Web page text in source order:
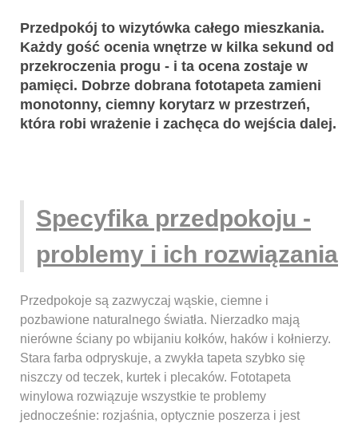
Przedpokój to wizytówka całego mieszkania.
Każdy gość ocenia wnętrze w kilka sekund od
przekroczenia progu - i ta ocena zostaje w
pamięci. Dobrze dobrana fototapeta zamieni
monotonny, ciemny korytarz w przestrzeń,
która robi wrażenie i zachęca do wejścia dalej.
Specyfika przedpokoju -
problemy i ich rozwiązania
Przedpokoje są zazwyczaj wąskie, ciemne i
pozbawione naturalnego światła. Nierzadko mają
nierówne ściany po wbijaniu kołków, haków i kołnierzy.
Stara farba odpryskuje, a zwykła tapeta szybko się
niszczy od teczek, kurtek i plecaków. Fototapeta
winylowa rozwiązuje wszystkie te problemy
jednocześnie: rozjaśnia, optycznie poszerza i jest